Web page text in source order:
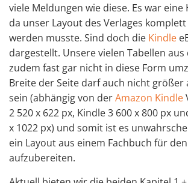
viele Meldungen wie diese. Es war
da unser Layout des Verlages
werden musste. Sind doch die Kindle
dargestellt. Unsere vielen Tabellen aus
zudem fast gar nicht in diese Form
Breite der Seite darf auch nicht größer
sein (abhängig von derAmazon Kindle
2 520 x 622 px, Kindle 3 600 x 800 px
x 1022 px) und somit ist es
ein Layout aus einem Fachbuch für
aufzubereiten.